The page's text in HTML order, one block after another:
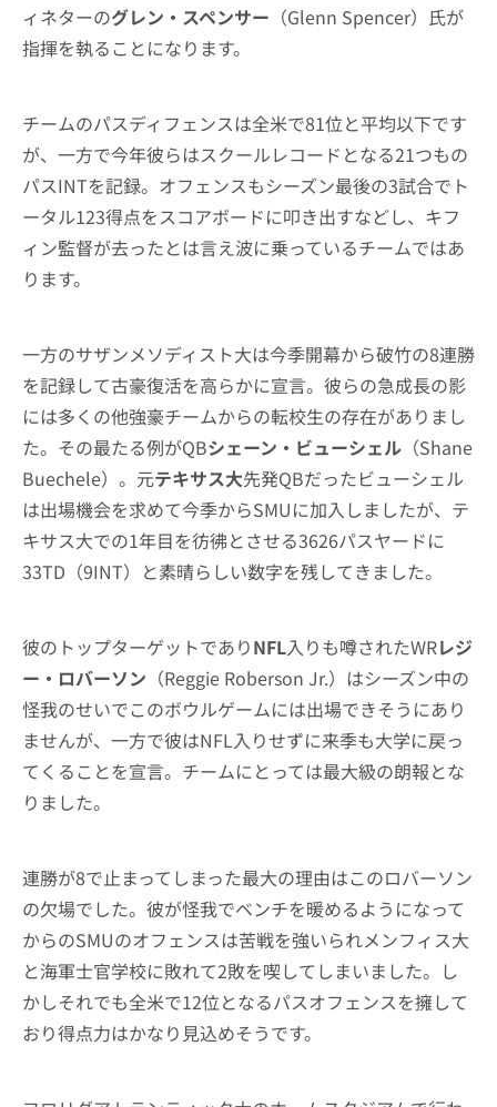
ィネターのグレン・スペンサー （Glenn Spencer）氏が
指揮を執ることになります。
チームのパスディフェンスは全米で81位と平均以下です
が、一方で今年彼らはスクールレコードとなる21つもの
パスINTを記録。オフェンスもシーズン最後の3試合でト
ータル123得点をスコアボードに叩き出すなどし、キフ
ィン監督が去ったとは言え波に乗っているチームではあ
ります。
一方のサザンメソディスト大は今季開幕から破竹の8連勝
を記録して古豪復活を高らかに宣言。彼らの急成長の影
には多くの他強豪チームからの転校生の存在がありまし
た。その最たる例がQBシェーン・ビューシェル （Shane
Buechele）。元テキサス大先発QBだったビューシェル
は出場機会を求めて今季からSMUに加入しましたが、テ
キサス大での1年目を彷彿とさせる3626パスヤードに
33TD（9INT）と素晴らしい数字を残してきました。
彼のトップターゲットでありNFL入りも噂されたWRレジ
ー・ロバーソン （Reggie Roberson Jr.）はシーズン中の
怪我のせいでこのボウルゲームには出場できそうにあり
ませんが、一方で彼はNFL入りせずに来季も大学に戻っ
てくることを宣言。チームにとっては最大級の朗報とな
りました。
連勝が8で止まってしまった最大の理由はこのロバーソン
の欠場でした。彼が怪我でベンチを暖めるようになって
からのSMUのオフェンスは苦戦を強いられメンフィス大
と海軍士官学校に敗れて2敗を喫してしまいました。し
かしそれでも全米で12位となるパスオフェンスを擁して
おり得点力はかなり見込めそうです。